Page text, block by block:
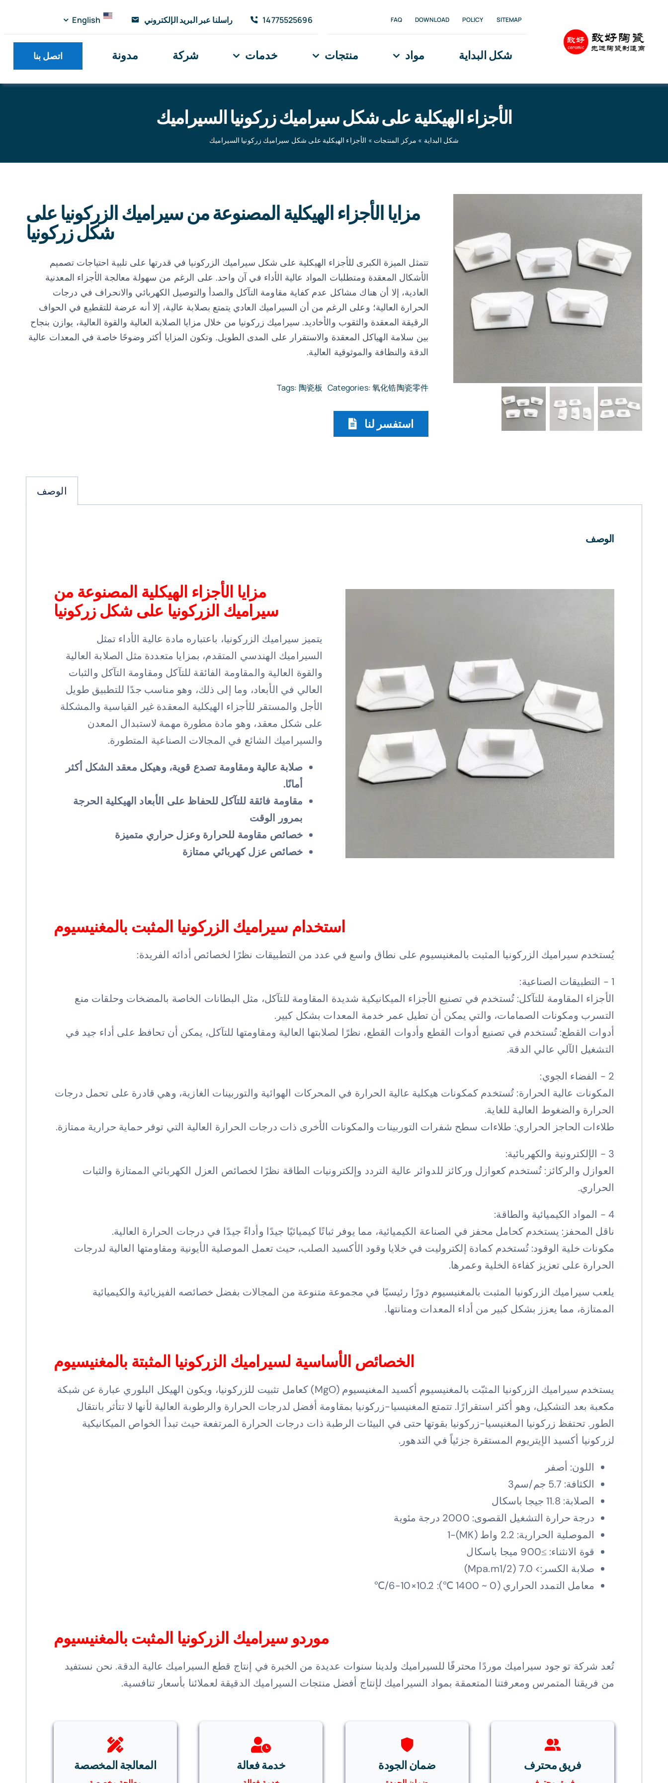
content
SITEMAP
POLICY
DOWNLOAD
FAQ
14775525696 راسلنا عبر البريد الإلكتروني English
شكل البداية مواد منتجات خدمات شركة مدونة اتصل بنا
الأجزاء الهيكلية على شكل سيراميك زركونيا السيراميك
شكل البداية » مركز المنتجات » الأجزاء الهيكلية على شكل سيراميك زركونيا السيراميك
مزايا الأجزاء الهيكلية المصنوعة من سيراميك الزركونيا على
شكل زركونيا
تتمثل الميزة الكبرى للأجزاء الهيكلية على شكل سيراميك الزركونيا في قدرتها على تلبية احتياجات تصميم
الأشكال المعقدة ومتطلبات المواد عالية الأداء في آن واحد. على الرغم من سهولة معالجة الأجزاء المعدنية
العادية، إلا أن هناك مشاكل عدم كفاية مقاومة التآكل والصدأ والتوصيل الكهربائي والانحراف في درجات
الحرارة العالية؛ وعلى الرغم من أن السيراميك العادي يتمتع بصلابة عالية، إلا أنه عرضة للتقطيع في الحواف
الرقيقة المعقدة والثقوب والأخاديد. سيراميك زركونيا من خلال مزايا الصلابة العالية والقوة العالية، يوازن بنجاح
بين سلامة الهياكل المعقدة والاستقرار على المدى الطويل. وتكون المزايا أكثر وضوحًا خاصة في المعدات عالية
الدقة والنظافة والموثوقية العالية.
Categories:氧化锆陶瓷零件
Tags: 陶瓷板
استفسر لنا
الوصف
الوصف
مزايا الأجزاء الهيكلية المصنوعة من
سيراميك الزركونيا على شكل زركونيا
يتميز سيراميك الزركونيا، باعتباره مادة عالية الأداء تمثل
السيراميك الهندسي المتقدم، بمزايا متعددة مثل الصلابة العالية
والقوة العالية والمقاومة الفائقة للتآكل ومقاومة التآكل والثبات
العالي في الأبعاد، وما إلى ذلك، وهو مناسب جدًا للتطبيق طويل
الأجل والمستقر للأجزاء الهيكلية المعقدة غير القياسية والمشكلة
على شكل معقد، وهو مادة مطورة مهمة لاستبدال المعدن
والسيراميك الشائع في المجالات الصناعية المتطورة.
صلابة عالية ومقاومة تصدع قوية، وهيكل معقد الشكل أكثر
أمانًا.
مقاومة فائقة للتآكل للحفاظ على الأبعاد الهيكلية الحرجة
بمرور الوقت
خصائص مقاومة للحرارة وعزل حراري متميزة
خصائص عزل كهربائي ممتازة
استخدام سيراميك الزركونيا المثبت بالمغنيسيوم
يُستخدم سيراميك الزركونيا المثبت بالمغنيسيوم على نطاق واسع في عدد من التطبيقات نظرًا لخصائص أدائه الفريدة:
1 - التطبيقات الصناعية:
الأجزاء المقاومة للتآكل: تُستخدم في تصنيع الأجزاء الميكانيكية شديدة المقاومة للتآكل، مثل البطانات الخاصة بالمضخات وحلقات منع
التسرب ومكونات الصمامات، والتي يمكن أن تطيل عمر خدمة المعدات بشكل كبير.
أدوات القطع: تُستخدم في تصنيع أدوات القطع وأدوات القطع، نظرًا لصلابتها العالية ومقاومتها للتآكل، يمكن أن تحافظ على أداء جيد في
التشغيل الآلي عالي الدقة.
2 - الفضاء الجوي:
المكونات عالية الحرارة: تُستخدم كمكونات هيكلية عالية الحرارة في المحركات الهوائية والتوربينات الغازية، وهي قادرة على تحمل درجات
الحرارة والضغوط العالية للغاية.
طلاءات الحاجز الحراري: طلاءات سطح شفرات التوربينات والمكونات الأخرى ذات درجات الحرارة العالية التي توفر حماية حرارية ممتازة.
3 - الإلكترونية والكهربائية:
العوازل والركائز: تُستخدم كعوازل وركائز للدوائر عالية التردد وإلكترونيات الطاقة نظرًا لخصائص العزل الكهربائي الممتازة والثبات
الحراري.
4 - المواد الكيميائية والطاقة:
ناقل المحفز: يستخدم كحامل محفز في الصناعة الكيميائية، مما يوفر ثباتًا كيميائيًا جيدًا وأداءً جيدًا في درجات الحرارة العالية.
مكونات خلية الوقود: تُستخدم كمادة إلكتروليت في خلايا وقود الأكسيد الصلب، حيث تعمل الموصلية الأيونية ومقاومتها العالية لدرجات
الحرارة على تعزيز كفاءة الخلية وعمرها.
يلعب سيراميك الزركونيا المثبت بالمغنيسيوم دورًا رئيسيًا في مجموعة متنوعة من المجالات بفضل خصائصه الفيزيائية والكيميائية
الممتازة، مما يعزز بشكل كبير من أداء المعدات ومتانتها.
الخصائص الأساسية لسيراميك الزركونيا المثبتة بالمغنيسيوم
يستخدم سيراميك الزركونيا المثبّت بالمغنيسيوم أكسيد المغنيسيوم (MgO) كعامل تثبيت للزركونيا، ويكون الهيكل البلوري عبارة عن شبكة
مكعبة بعد التشكيل، وهو أكثر استقرارًا. تتمتع المغنيسيا-زركونيا بمقاومة أفضل لدرجات الحرارة والرطوبة العالية لأنها لا تتأثر بانتقال
الطور. تحتفظ زركونيا المغنيسيا-زركونيا بقوتها حتى في البيئات الرطبة ذات درجات الحرارة المرتفعة حيث تبدأ الخواص الميكانيكية
لزركونيا أكسيد الإيتريوم المستقرة جزئياً في التدهور.
اللون: أصفر
الكثافة: 5.7 جم/سم3
الصلابة: 11.8 جيجا باسكال
درجة حرارة التشغيل القصوى: 2000 درجة مئوية
الموصلية الحرارية: 2.2 واط (MK)-1
قوة الانثناء: ≥900 ميجا باسكال
صلابة الكسر:> 7.0 (Mpa.m1/2)
معامل التمدد الحراري (0 ~ 1400 ℃): 10.2×10-6/℃
موردو سيراميك الزركونيا المثبت بالمغنيسيوم
تُعد شركة تو جود سيراميك موردًا محترفًا للسيراميك ولدينا سنوات عديدة من الخبرة في إنتاج قطع السيراميك عالية الدقة. نحن نستفيد
من فريقنا المتمرس ومعرفتنا المتعمقة بمواد السيراميك لإنتاج أفضل منتجات السيراميك الدقيقة لعملائنا بأسعار تنافسية.
فريق محترف ضمان الجودة خدمة فعالة المعالجة المخصصة